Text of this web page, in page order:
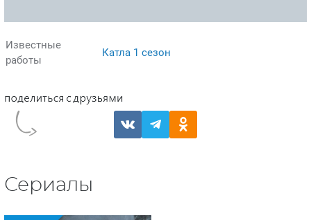
Известные
работы
Катла 1 сезон
Сериалы